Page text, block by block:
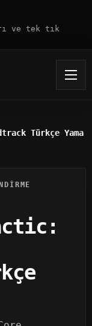
ve tek tık
Türkçe Yama